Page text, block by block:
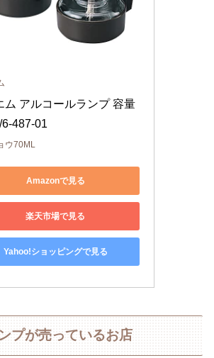
ム アルコールランプ 容量
487-01
ウ70ML
Amazonで見る
楽天市場で見る
Yahoo!ショッピングで見る
プが売っているお店